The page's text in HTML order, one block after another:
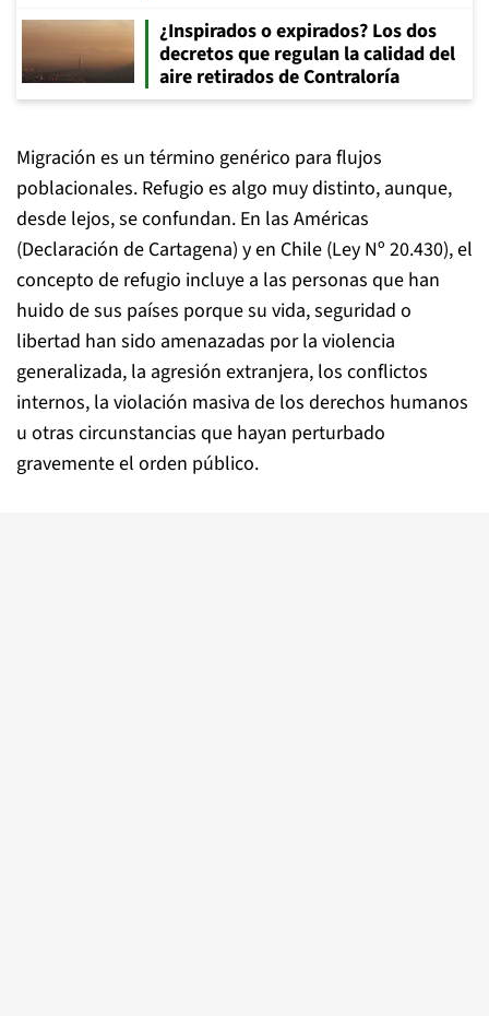
¿Inspirados o expirados? Los dos
decretos que regulan la calidad del
aire retirados de Contraloría
Migración es un término genérico para flujos
poblacionales. Refugio es algo muy distinto, aunque,
desde lejos, se confundan. En las Américas
(Declaración de Cartagena) y en Chile (Ley Nº 20.430), el
concepto de refugio incluye a las personas que han
huido de sus países porque su vida, seguridad o
libertad han sido amenazadas por la violencia
generalizada, la agresión extranjera, los conflictos
internos, la violación masiva de los derechos humanos
u otras circunstancias que hayan perturbado
gravemente el orden público.